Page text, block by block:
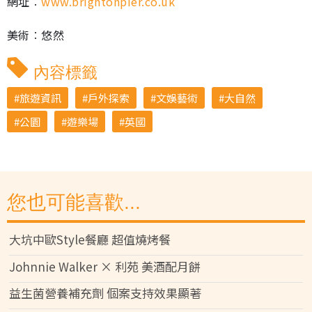
美術︰悠然
內容標籤
旅遊資訊 戶外探索 文娛藝術
大自然
公園
遊樂場 英國
您也可能喜歡...
大坑中歐Style餐廳 超值燒烤餐
Johnnie Walker × 利苑 美酒配月餅
益生菌營養補充劑 個案支持效果顯著